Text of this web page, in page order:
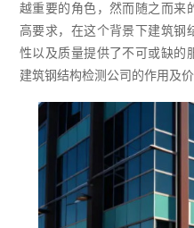
越重要的角色，然而随之而来
高要求，在这个背景下建筑钢
性以及质量提供了不可或缺的
建筑钢结构检测公司的作用及价